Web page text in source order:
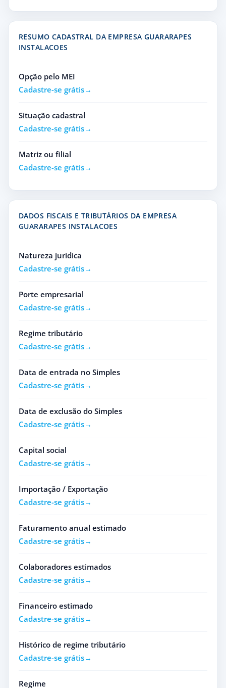
RESUMO CADASTRAL DA EMPRESA GUARARAPES
INSTALACOES
Opção pelo MEI
Cadastre-se grátis
Situação cadastral
Cadastre-se grátis
Matriz ou filial
Cadastre-se grátis
DADOS FISCAIS E TRIBUTÁRIOS DA EMPRESA
GUARARAPES INSTALACOES
Natureza jurídica
Cadastre-se grátis
Porte empresarial
Cadastre-se grátis
Regime tributário
Cadastre-se grátis
Data de entrada no Simples
Cadastre-se grátis
Data de exclusão do Simples
Cadastre-se grátis
Capital social
Cadastre-se grátis
Importação / Exportação
Cadastre-se grátis
Faturamento anual estimado
Cadastre-se grátis
Colaboradores estimados
Cadastre-se grátis
Financeiro estimado
Cadastre-se grátis
Histórico de regime tributário
Cadastre-se grátis
Regime